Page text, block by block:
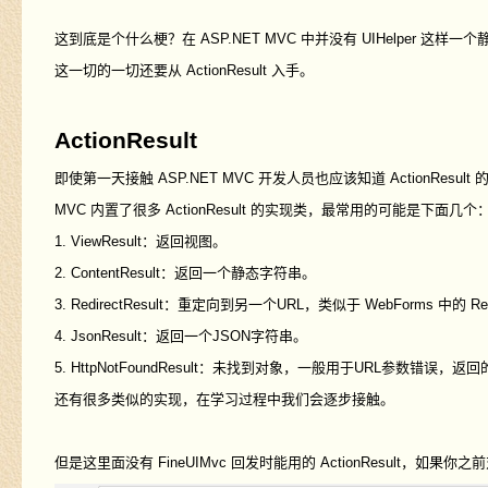
这到底是个什么梗？在 ASP.NET MVC 中并没有 UIHelper 这样一
这一切的一切还要从 ActionResult 入手。
ActionResult
即使第一天接触 ASP.NET MVC 开发人员也应该知道 ActionResult
MVC 内置了很多 ActionResult 的实现类，最常用的可能是下面几个
1. ViewResult：返回视图。
2. ContentResult：返回一个静态字符串。
3. RedirectResult：重定向到另一个URL，类似于 WebForms 中的
4. JsonResult：返回一个JSON字符串。
5. HttpNotFoundResult：未找到对象，一般用于URL参数错误，返回
还有很多类似的实现，在学习过程中我们会逐步接触。
但是这里面没有 FineUIMvc 回发时能用的 ActionResult，如果你之